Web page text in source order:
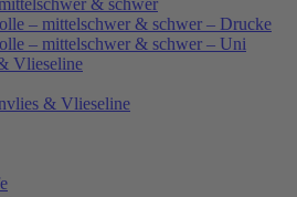
& schwer
– mittelschwer & schwer – Drucke
– mittelschwer & schwer – Uni
Vlieseline
& Vlieseline